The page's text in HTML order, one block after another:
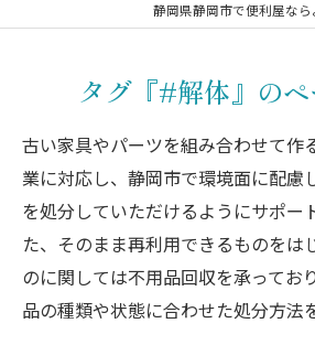
静岡県静岡市で便利屋な
タグ『#解体』の
古い家具やパーツを組み合わせて作
業に対応し、静岡市で環境面に配慮
を処分していただけるようにサポー
た、そのまま再利用できるものをは
のに関しては不用品回収を承ってお
品の種類や状態に合わせた処分方法